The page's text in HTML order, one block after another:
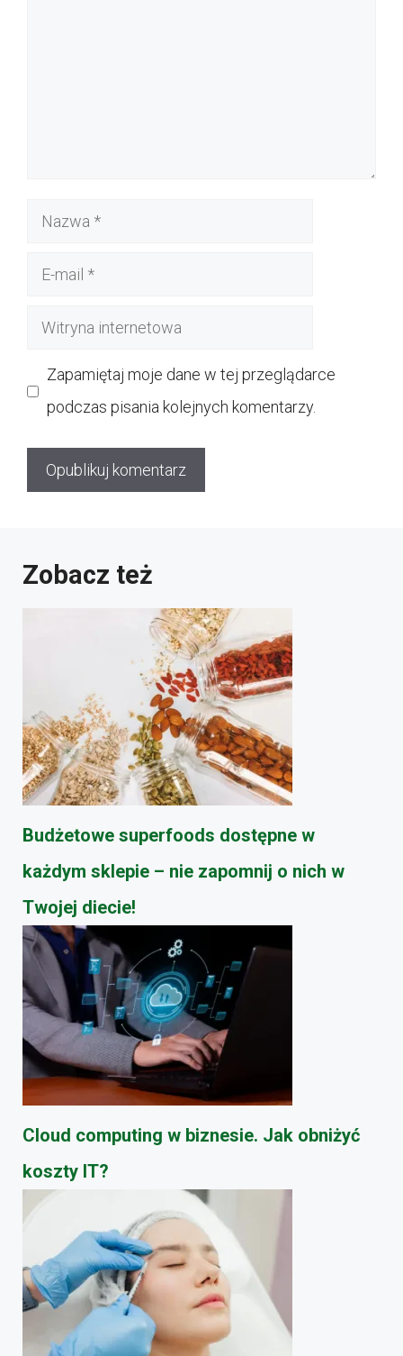
Nazwa
Witryna
Zapamiętaj moje dane w tej przeglądarce
podczas pisania kolejnych komentarzy.
Zobacz też
Budżetowe superfoods dostępne w
każdym sklepie – nie zapomnij o nich w
Twojej diecie!
Cloud computing w biznesie. Jak obniżyć
koszty IT?